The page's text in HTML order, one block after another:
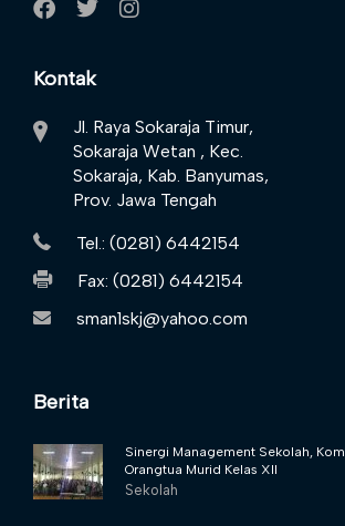
Kontak
Jl. Raya Sokaraja Timur,
Sokaraja Wetan , Kec.
Sokaraja, Kab. Banyumas,
Prov. Jawa Tengah
Tel.: (0281) 6442154
Fax: (0281) 6442154
sman1skj@yahoo.com
Berita
Sinergi Management Sekolah,
Orangtua Murid Kelas XII
Sekolah